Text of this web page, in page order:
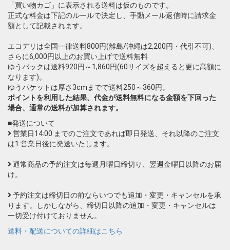
「買い物カゴ」に表示される送料は仮のものです。
正式な料金は下記のルールで決定し、手動メール返信時に請求金
額として記載されます。
エコデリは全国一律送料800円(離島/沖縄は2,200円・代引不可)、
さらに6,000円以上のお買い上げで送料無料
ゆうパックは送料920円～1,860円(60サイズを超えると更に高額に
なります)。
ゆうパケットは厚さ3cmまでで送料250～360円。
ポイントを利用した結果、代金が送料無料になる金額を下回った
場合、通常の送料が加算されます。
■発送について
営業日14:00 までのご注文であれば即日発送、それ以降のご注文
は1 営業日後に発送いたします。
通常商品の予約注文は毎週月曜日締切り、翌週金曜日以降のお届
け。
予約注文は締切日の前ならいつでも追加・変更・キャンセルを承
ります。しかしながら、締切日以降の追加・変更・キャンセルは
一切受け付けておりません。
送料・配送についての詳細はこちら